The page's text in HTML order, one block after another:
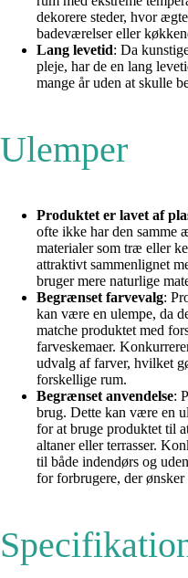
dekorere steder, hvor
badeværelser eller
Lang levetid: Da
pleje, har de en lang
mange år uden at skulle
Ulemper
Produktet er lavet af
ofte ikke har den samme
materialer som træ eller
attraktivt sammenlignet
bruger mere naturlige
Begrænset farvevalg:
kan være en ulempe, da
matche produktet med
farveskemaer.
udvalg af farver, hvilket
forskellige rum.
Begrænset anvendelse:
brug. Dette kan være en
for at bruge produktet til
altaner eller terrasser.
til både indendørs og
for forbrugere, der ønsker